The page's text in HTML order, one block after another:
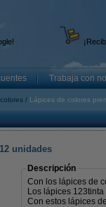
Trabaja con
Lápices de colores
unidades
Descripción
Con los lápices de
Los lápices
Con estos lápices